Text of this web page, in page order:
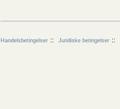
Handelsbetingelser Juridiske betingelser